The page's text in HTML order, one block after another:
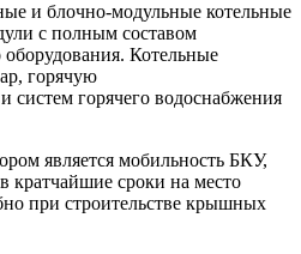
и блочно-модульные котельные
с полным составом
Котельные
горячую
систем горячего водоснабжения
является мобильность БКУ,
кратчайшие сроки на место
при строительстве крышных